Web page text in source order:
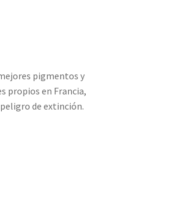
pigmentos y
propios en Francia,
de extinción.